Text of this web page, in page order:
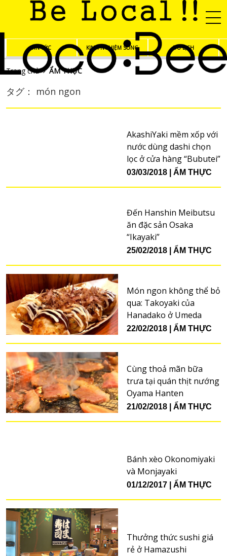
TIN TỨC KINH NGHIỆM SỐNG DU LỊCH
Trang chủ ẨM THỰC
タグ： món ngon
AkashiYaki mềm xốp với
nước dùng dashi chọn
lọc ở cửa hàng “Bubutei”
03/03/2018 ẨM THỰC
Đến Hanshin Meibutsu
ăn đặc sản Osaka
“Ikayaki”
25/02/2018 ẨM THỰC
Món ngon không thể bỏ
qua: Takoyaki của
Hanadako ở Umeda
22/02/2018 ẨM THỰC
Cùng thoả mãn bữa
trưa tại quán thịt nướng
Oyama Hanten
21/02/2018 ẨM THỰC
Bánh xèo Okonomiyaki
và Monjayaki
01/12/2017 ẨM THỰC
Thưởng thức sushi giá
rẻ ở Hamazushi